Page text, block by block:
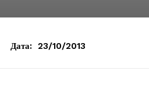
Дата: 23/10/2013